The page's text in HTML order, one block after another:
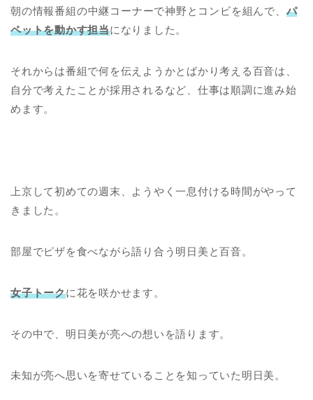
朝の情報番組の中継コーナーで神野とコンビを組んで、 パ
ペットを動かす担当になりました。
それからは番組で何を伝えようかとばかり考える百音は、
自分で考えたことが採用されるなど、仕事は順調に進み始
めます。
上京して初めての週末、ようやく一息付ける時間がやって
きました。
部屋でピザを食べながら語り合う明日美と百音。
女子トークに花を咲かせます。
その中で、明日美が亮への想いを語ります。
未知が亮へ思いを寄せていることを知っていた明日美。